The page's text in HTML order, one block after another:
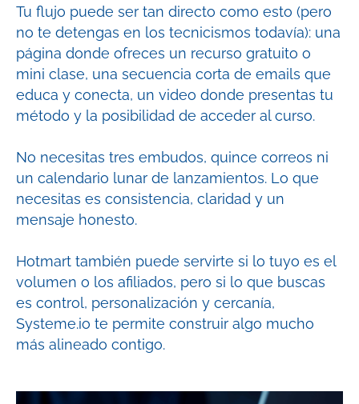
Tu flujo puede ser tan directo como esto (pero
no te detengas en los tecnicismos todavía): una
página donde ofreces un recurso gratuito o
mini clase, una secuencia corta de emails que
educa y conecta, un video donde presentas tu
método y la posibilidad de acceder al curso.
No necesitas tres embudos, quince correos ni
un calendario lunar de lanzamientos. Lo que
necesitas es consistencia, claridad y un
mensaje honesto.
Hotmart también puede servirte si lo tuyo es el
volumen o los afiliados, pero si lo que buscas
es control, personalización y cercanía,
Systeme.io te permite construir algo mucho
más alineado contigo.